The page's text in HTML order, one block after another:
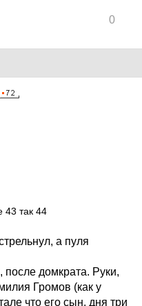
0
43 так 44
а пуля
домкрата. Руки,
Громов (как у
что его сын, дня три